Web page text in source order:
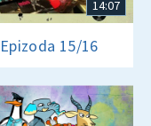
14:07
Epizoda 15/16